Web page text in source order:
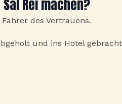
Rei machen?
des Vertrauens.
und ins Hotel